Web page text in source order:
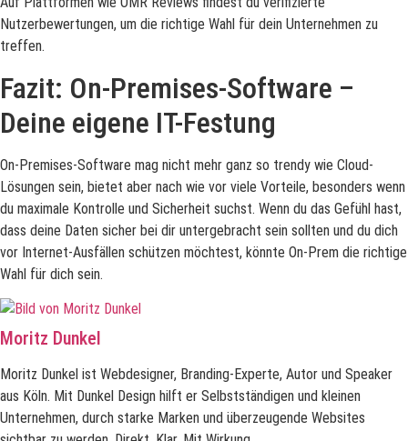
Nutzerbewertungen, um die richtige Wahl für dein Unternehmen zu
treffen.
Fazit: On-Premises-Software –
Deine eigene IT-Festung
On-Premises-Software mag nicht mehr ganz so trendy wie Cloud-
Lösungen sein, bietet aber nach wie vor viele Vorteile, besonders wenn
du maximale Kontrolle und Sicherheit suchst. Wenn du das Gefühl hast,
dass deine Daten sicher bei dir untergebracht sein sollten und du dich
vor Internet-Ausfällen schützen möchtest, könnte On-Prem die richtige
Wahl für dich sein.
Moritz Dunkel
Moritz Dunkel ist Webdesigner, Branding-Experte, Autor und Speaker
aus Köln. Mit Dunkel Design hilft er Selbstständigen und kleinen
Unternehmen, durch starke Marken und überzeugende Websites